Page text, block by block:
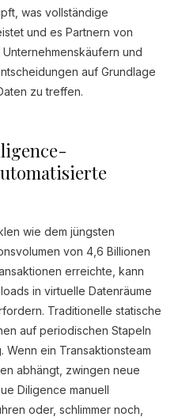
was vollständige
und es Partnern von
und
auf Grundlage
zu treffen.
wie dem jüngsten
von 4,6 Billionen
erreichte, kann
in virtuelle Datenräume
Traditionelle statische
auf periodischen Stapeln
ein Transaktionsteam
abhängt, zwingen neue
Diligence manuell
oder, schlimmer noch,